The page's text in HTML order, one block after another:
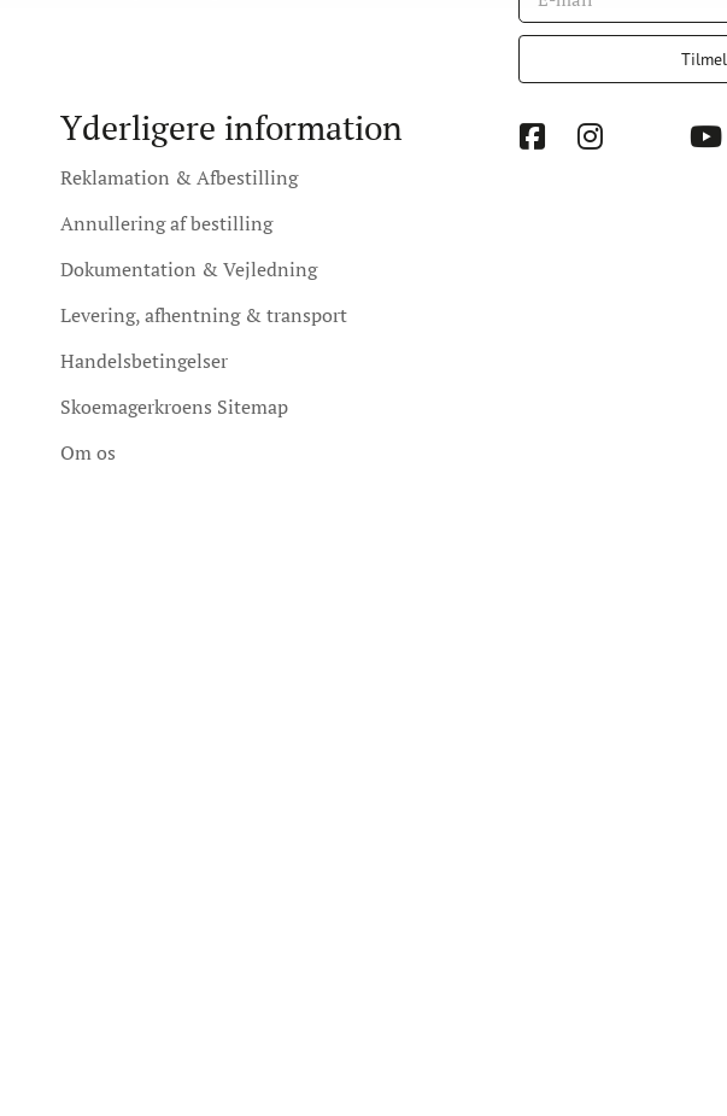
Yderligere information
Reklamation & Afbestilling
Annullering af bestilling
Dokumentation & Vejledning
Levering, afhentning & transport
Handelsbetingelser
Skoemagerkroens Sitemap
Om os